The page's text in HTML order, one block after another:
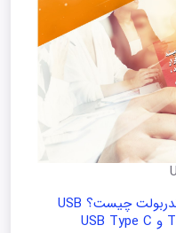
شناخت تفاوت کانکتور با پروتکل تاندربولت چیست؟ USB